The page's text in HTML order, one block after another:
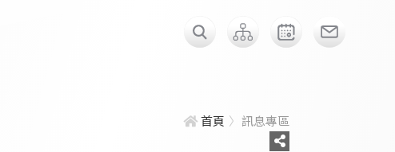
首頁 訊息專區